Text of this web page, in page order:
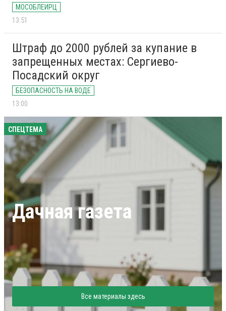
МОСОБЛЕИРЦ
13:51
Штраф до 2000 рублей за купание в
запрещенных местах: Сергиево-
Посадский округ
БЕЗОПАСНОСТЬ НА ВОДЕ
13:00
СПЕЦТЕМА
Дачная газета
Все материалы здесь